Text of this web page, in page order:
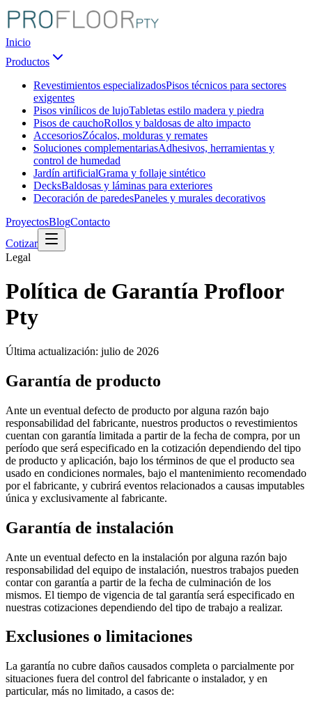
Inicio
Productos
Revestimientos especializadosPisos técnicos para sectores
exigentes
Pisos vinílicos de lujoTabletas estilo madera y piedra
Pisos de cauchoRollos y baldosas de alto impacto
AccesoriosZócalos, molduras y remates
Soluciones complementariasAdhesivos, herramientas y
control de humedad
Jardín artificialGrama y follaje sintético
DecksBaldosas y láminas para exteriores
Decoración de paredesPaneles y murales decorativos
ProyectosBlogContacto
Cotizar
Legal
Política de Garantía Profloor
Pty
Última actualización: julio de 2026
Garantía de producto
Ante un eventual defecto de producto por alguna razón bajo
responsabilidad del fabricante, nuestros productos o revestimientos
cuentan con garantía limitada a partir de la fecha de compra, por un
período que será especificado en la cotización dependiendo del tipo
de producto y aplicación, bajo los términos de que el producto sea
usado en condiciones normales, bajo el mantenimiento recomendado
por el fabricante, y cubrirá eventos relacionados a causas imputables
única y exclusivamente al fabricante.
Garantía de instalación
Ante un eventual defecto en la instalación por alguna razón bajo
responsabilidad del equipo de instalación, nuestros trabajos pueden
contar con garantía a partir de la fecha de culminación de los
mismos. El tiempo de vigencia de tal garantía será especificado en
nuestras cotizaciones dependiendo del tipo de trabajo a realizar.
Exclusiones o limitaciones
La garantía no cubre daños causados completa o parcialmente por
situaciones fuera del control del fabricante o instalador, y en
particular, más no limitado, a casos de: